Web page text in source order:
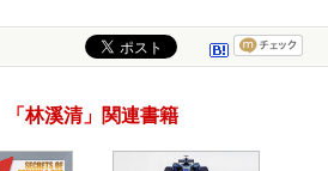
「林溪清」関連書籍